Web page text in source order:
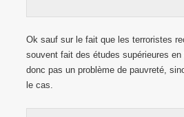
Ok sauf sur le fait que les terroristes
souvent fait des études supérieures
donc pas un problème de pauvreté,
le cas.